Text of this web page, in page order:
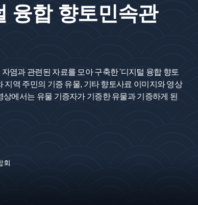
융합 향토민속관
염과 관련된 자료를 모아 구축한 '디지털 융합 향토
지역 주민의 기증 유물, 기타 향토사료 이미지와 영상
상에서는 유물 기증자가 기증한 유물과 기증하게 된
회